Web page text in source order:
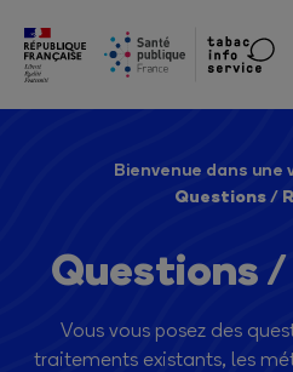
Bienvenue dans une
Questions /
Questions /
Vous vous posez des
traitements existants, les